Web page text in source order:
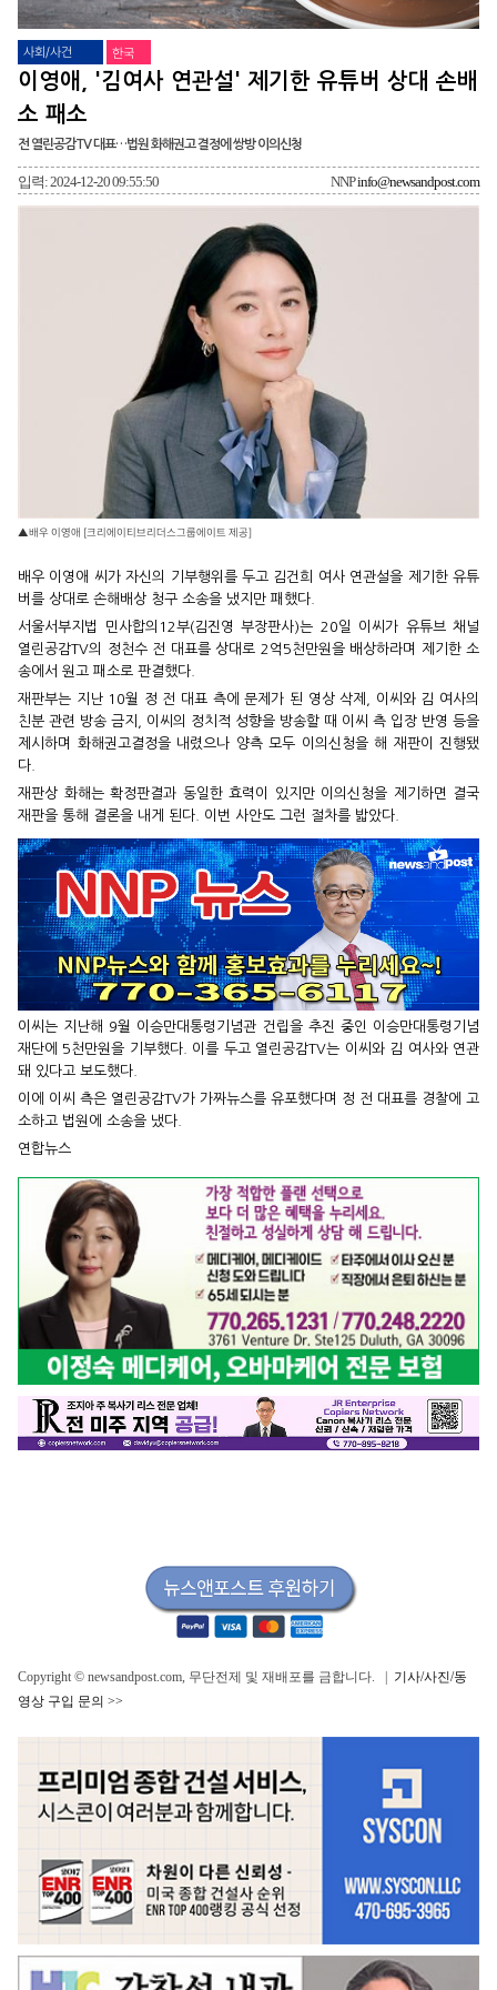
사회/사건 한국
이영애, '김여사 연관설' 제기한 유튜버 상대 손배
소 패소
전 열린공감TV 대표…법원 화해권고 결정에 쌍방 이의신청
입력: 2024-12-20 09:55:50 NNPinfo@newsandpost.com
▲배우 이영애 [크리에이티브리더스그룹에이트 제공]
배우 이영애 씨가 자신의 기부행위를 두고 김건희 여사 연관설을 제기한 유튜
버를 상대로 손해배상 청구 소송을 냈지만 패했다.
서울서부지법 민사합의12부(김진영 부장판사)는 20일 이씨가 유튜브 채널
열린공감TV의 정천수 전 대표를 상대로 2억5천만원을 배상하라며 제기한 소
송에서 원고 패소로 판결했다.
재판부는 지난 10월 정 전 대표 측에 문제가 된 영상 삭제, 이씨와 김 여사의
친분 관련 방송 금지, 이씨의 정치적 성향을 방송할 때 이씨 측 입장 반영 등을
제시하며 화해권고결정을 내렸으나 양측 모두 이의신청을 해 재판이 진행됐
다.
재판상 화해는 확정판결과 동일한 효력이 있지만 이의신청을 제기하면 결국
재판을 통해 결론을 내게 된다. 이번 사안도 그런 절차를 밟았다.
이씨는 지난해 9월 이승만대통령기념관 건립을 추진 중인 이승만대통령기념
재단에 5천만원을 기부했다. 이를 두고 열린공감TV는 이씨와 김 여사와 연관
돼 있다고 보도했다.
이에 이씨 측은 열린공감TV가 가짜뉴스를 유포했다며 정 전 대표를 경찰에 고
소하고 법원에 소송을 냈다.
연합뉴스
Copyright © newsandpost.com, 무단전제 및 재배포를 금합니다. | 기사/사진/동
영상 구입 문의 >>